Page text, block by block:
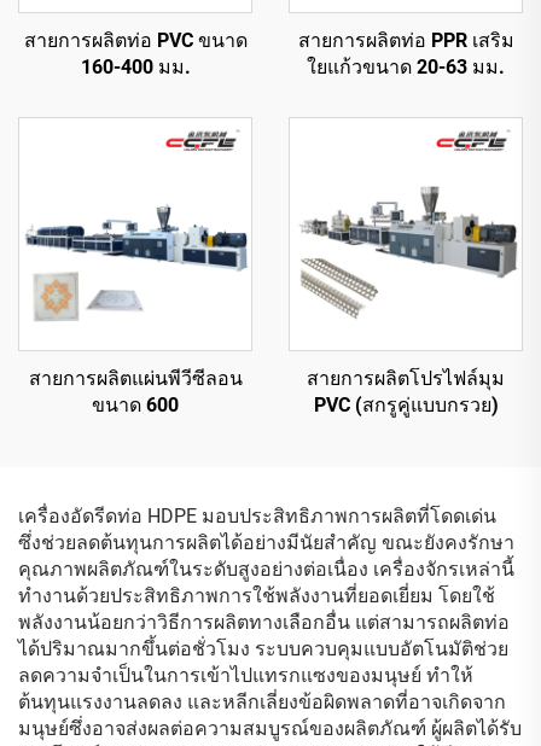
สายการผลิตท่อ PVC ขนาด
160-400 มม.
สายการผลิตท่อ PPR เสริม
ใยแก้วขนาด 20-63 มม.
สายการผลิตแผ่นพีวีซีลอน
ขนาด 600
สายการผลิตโปรไฟล์มุม
PVC (สกรูคู่แบบกรวย)
เครื่องอัดรีดท่อ HDPE มอบประสิทธิภาพการผลิตที่โดดเด่น
ซึ่งช่วยลดต้นทุนการผลิตได้อย่างมีนัยสำคัญ ขณะยังคงรักษา
คุณภาพผลิตภัณฑ์ในระดับสูงอย่างต่อเนื่อง เครื่องจักรเหล่านี้
ทำงานด้วยประสิทธิภาพการใช้พลังงานที่ยอดเยี่ยม โดยใช้
พลังงานน้อยกว่าวิธีการผลิตทางเลือกอื่น แต่สามารถผลิตท่อ
ได้ปริมาณมากขึ้นต่อชั่วโมง ระบบควบคุมแบบอัตโนมัติช่วย
ลดความจำเป็นในการเข้าไปแทรกแซงของมนุษย์ ทำให้
ต้นทุนแรงงานลดลง และหลีกเลี่ยงข้อผิดพลาดที่อาจเกิดจาก
มนุษย์ซึ่งอาจส่งผลต่อความสมบูรณ์ของผลิตภัณฑ์ ผู้ผลิตได้รับ